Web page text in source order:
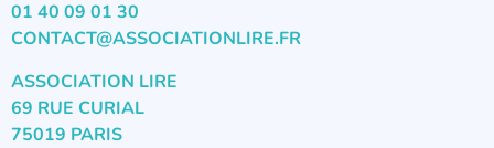
01 40 09 01 30
CONTACT@ASSOCIATIONLIRE.FR
ASSOCIATION LIRE
69 RUE CURIAL
75019 PARIS